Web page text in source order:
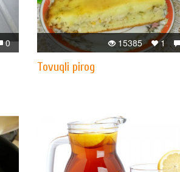
0 1
15385
Tovuqli pirog